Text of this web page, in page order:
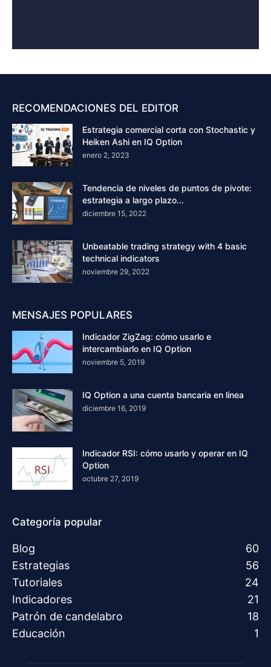
RECOMENDACIONES DEL EDITOR
Estrategia comercial corta con Stochastic y
Heiken Ashi en IQ Option
enero 2, 2023
Tendencia de niveles de puntos de pivote:
estrategia a largo plazo...
diciembre 15, 2022
Unbeatable trading strategy with 4 basic
technical indicators
noviembre 29, 2022
MENSAJES POPULARES
Indicador ZigZag: cómo usarlo e
intercambiarlo en IQ Option
noviembre 5, 2019
IQ Option a una cuenta bancaria en línea
diciembre 16, 2019
Indicador RSI: cómo usarlo y operar en IQ
Option
octubre 27, 2019
Categoría popular
Blog
60
Estrategias
56
Tutoriales
24
Indicadores
21
Patrón de candelabro
18
Educación
1